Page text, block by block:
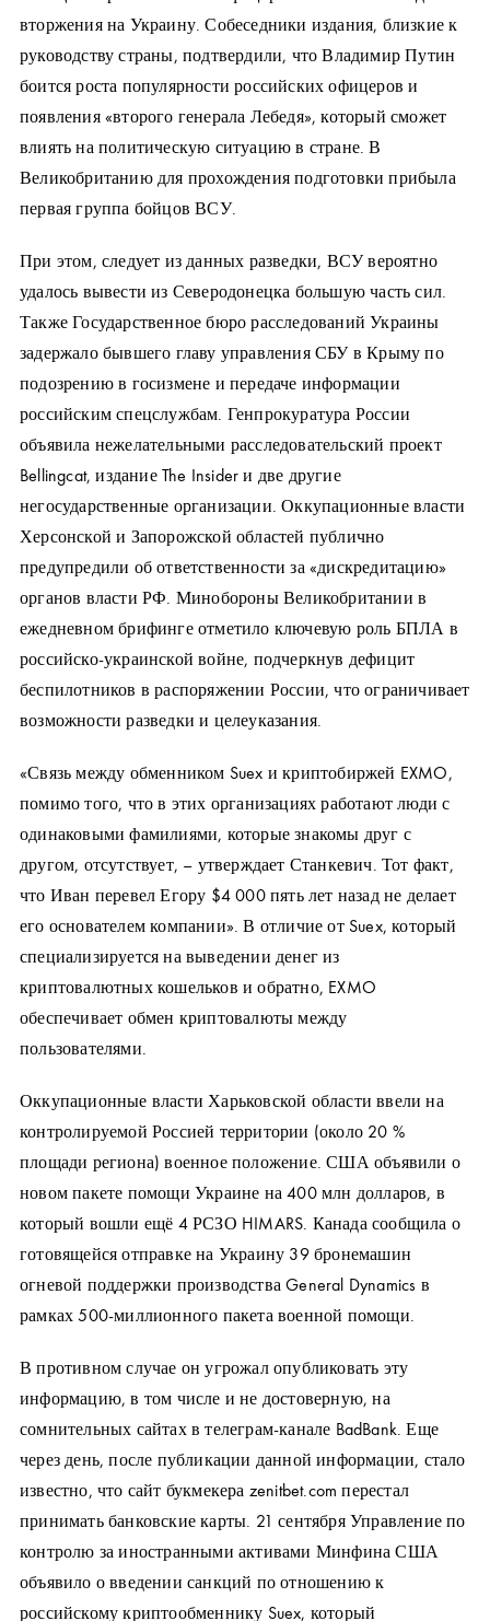
вторжения на Украину. Собеседники издания, близкие к
руководству страны, подтвердили, что Владимир Путин
боится роста популярности российских офицеров и
появления «второго генерала Лебедя», который сможет
влиять на политическую ситуацию в стране. В
Великобританию для прохождения подготовки прибыла
первая группа бойцов ВСУ.
При этом, следует из данных разведки, ВСУ вероятно
удалось вывести из Северодонецка большую часть сил.
Также Государственное бюро расследований Украины
задержало бывшего главу управления СБУ в Крыму по
подозрению в госизмене и передаче информации
российским спецслужбам. Генпрокуратура России
объявила нежелательными расследовательский проект
Bellingcat, издание The Insider и две другие
негосударственные организации. Оккупационные власти
Херсонской и Запорожской областей публично
предупредили об ответственности за «дискредитацию»
органов власти РФ. Минобороны Великобритании в
ежедневном брифинге отметило ключевую роль БПЛА в
российско-украинской войне, подчеркнув дефицит
беспилотников в распоряжении России, что ограничивает
возможности разведки и целеуказания.
«Связь между обменником Suex и криптобиржей EXMO,
помимо того, что в этих организациях работают люди с
одинаковыми фамилиями, которые знакомы друг с
другом, отсутствует, – утверждает Станкевич. Тот факт,
что Иван перевел Егору $4 000 пять лет назад не делает
его основателем компании». В отличие от Suex, который
специализируется на выведении денег из
криптовалютных кошельков и обратно, EXMO
обеспечивает обмен криптовалюты между
пользователями.
Оккупационные власти Харьковской области ввели на
контролируемой Россией территории (около 20 %
площади региона) военное положение. США объявили о
новом пакете помощи Украине на 400 млн долларов, в
который вошли ещё 4 РСЗО HIMARS. Канада сообщила о
готовящейся отправке на Украину 39 бронемашин
огневой поддержки производства General Dynamics в
рамках 500-миллионного пакета военной помощи.
В противном случае он угрожал опубликовать эту
информацию, в том числе и не достоверную, на
сомнительных сайтах в телеграм-канале BadBank. Еще
через день, после публикации данной информации, стало
известно, что сайт букмекера zenitbet.com перестал
принимать банковские карты. 21 сентября Управление по
контролю за иностранными активами Минфина США
объявило о введении санкций по отношению к
российскому криптообменнику Suex, который